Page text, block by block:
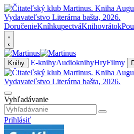
DoručenieKníhkupectváKnihovrátok
Knihy E-knihyAudioknihyHryFilmy
Vyhľadávanie
Prihlásiť